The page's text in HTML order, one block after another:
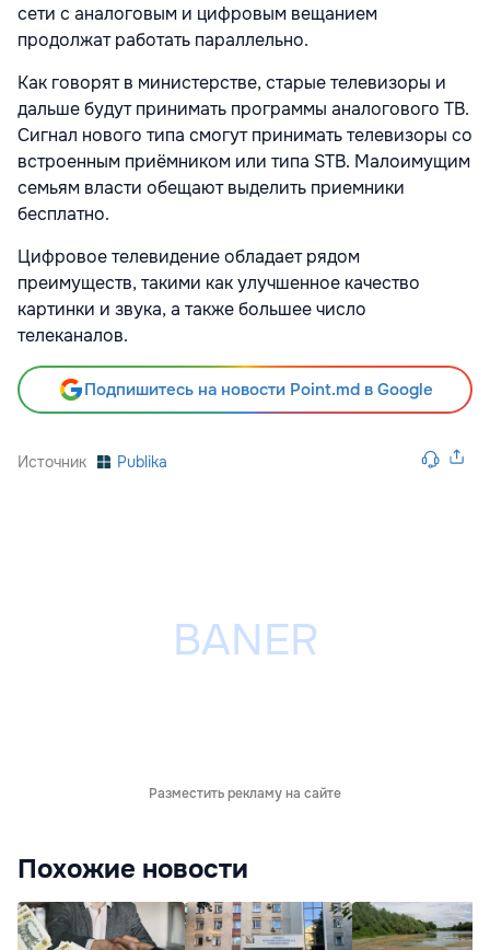
сети с аналоговым и цифровым вещанием
продолжат работать параллельно.
Как говорят в министерстве, старые телевизоры и
дальше будут принимать программы аналогового ТВ.
Сигнал нового типа смогут принимать телевизоры со
встроенным приёмником или типа STB. Малоимущим
семьям власти обещают выделить приемники
бесплатно.
Цифровое телевидение обладает рядом
преимуществ, такими как улучшенное качество
картинки и звука, а также большее число
телеканалов.
Подпишитесь на новости Point.md в Google
Источник Publika
Разместить рекламу на сайте
Похожие новости